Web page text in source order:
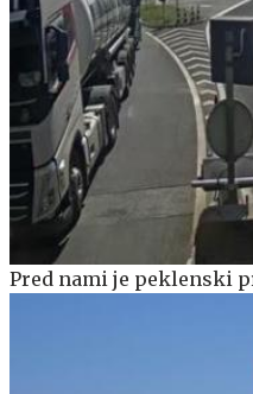
Pred nami je peklenski